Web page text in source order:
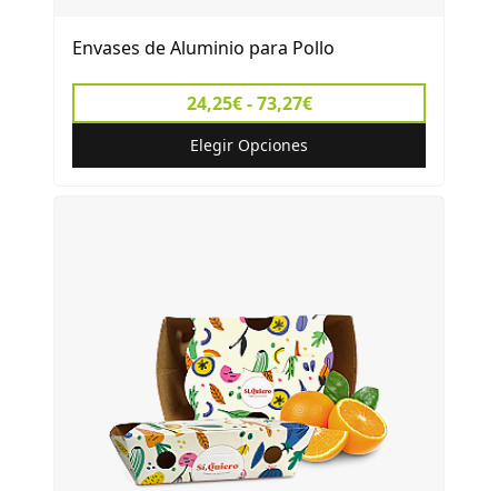
Envases de Aluminio para Pollo
24,25€ - 73,27€
Elegir Opciones